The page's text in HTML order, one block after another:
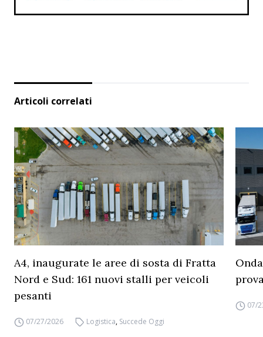
Articoli correlati
A4, inaugurate le aree di sosta di Fratta
Nord e Sud: 161 nuovi stalli per veicoli
pesanti
07/27/2026 Logistica, Succede Oggi
07/